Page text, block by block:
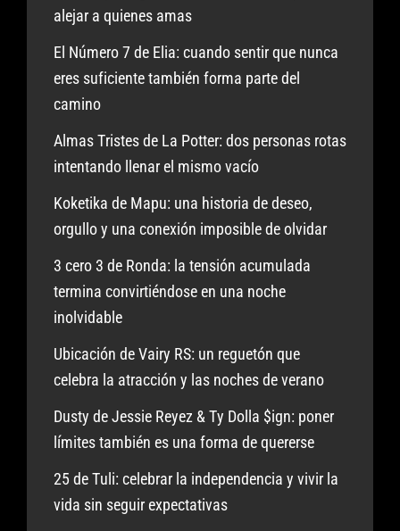
alejar a quienes amas
El Número 7 de Elia: cuando sentir que nunca
eres suficiente también forma parte del
camino
Almas Tristes de La Potter: dos personas rotas
intentando llenar el mismo vacío
Koketika de Mapu: una historia de deseo,
orgullo y una conexión imposible de olvidar
3 cero 3 de Ronda: la tensión acumulada
termina convirtiéndose en una noche
inolvidable
Ubicación de Vairy RS: un reguetón que
celebra la atracción y las noches de verano
Dusty de Jessie Reyez & Ty Dolla $ign: poner
límites también es una forma de quererse
25 de Tuli: celebrar la independencia y vivir la
vida sin seguir expectativas